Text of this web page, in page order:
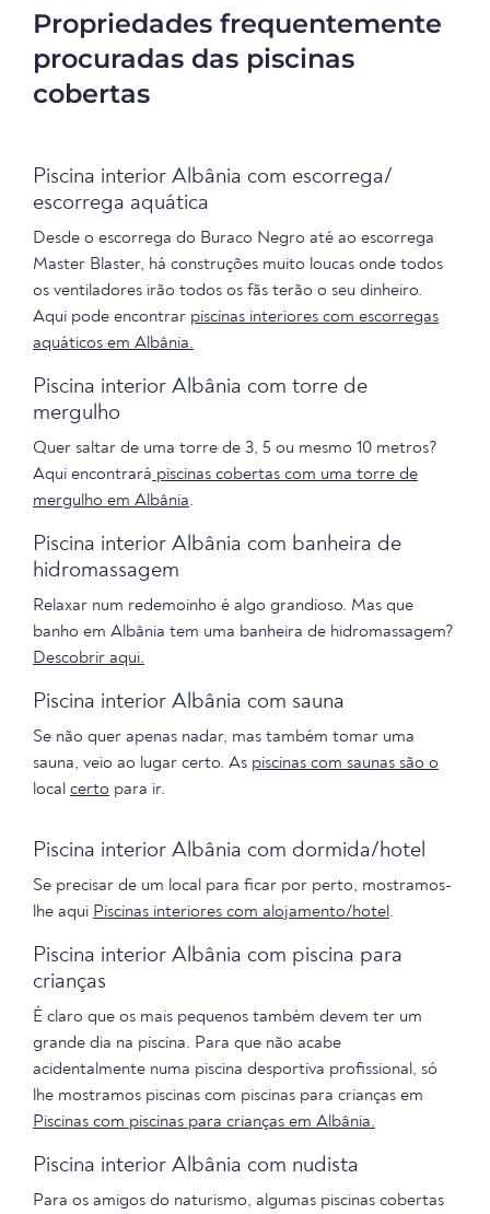
Propriedades frequentemente
procuradas das piscinas
cobertas
Piscina interior Albânia com escorrega/
escorrega aquática
Desde o escorrega do Buraco Negro até ao escorrega
Master Blaster, há construções muito loucas onde todos
os ventiladores irão todos os fãs terão o seu dinheiro.
Aqui pode encontrar piscinas interiores com escorregas
aquáticos em Albânia.
Piscina interior Albânia com torre de
mergulho
Quer saltar de uma torre de 3, 5 ou mesmo 10 metros?
Aqui encontrará piscinas cobertas com uma torre de
mergulho em Albânia.
Piscina interior Albânia com banheira de
hidromassagem
Relaxar num redemoinho é algo grandioso. Mas que
banho em Albânia tem uma banheira de hidromassagem?
Descobrir aqui.
Piscina interior Albânia com sauna
Se não quer apenas nadar, mas também tomar uma
sauna, veio ao lugar certo. As piscinas com saunas são o
local certo para ir.
Piscina interior Albânia com dormida/hotel
Se precisar de um local para ficar por perto, mostramos-
lhe aqui Piscinas interiores com alojamento/hotel .
Piscina interior Albânia com piscina para
crianças
É claro que os mais pequenos também devem ter um
grande dia na piscina. Para que não acabe
acidentalmente numa piscina desportiva profissional, só
lhe mostramos piscinas com piscinas para crianças em
Piscinas com piscinas para crianças em Albânia.
Piscina interior Albânia com nudista
Para os amigos do naturismo, algumas piscinas cobertas